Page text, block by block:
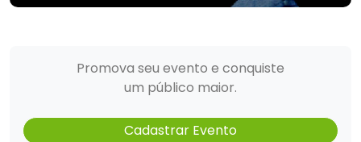
Promova seu evento e conquiste
um público maior.
Cadastrar Evento